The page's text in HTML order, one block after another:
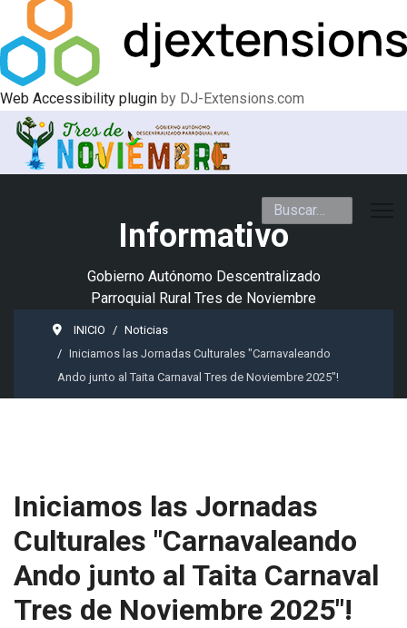
Web Accessibility plugin by DJ-Extensions.com
Buscar
Informativo
Gobierno Autónomo Descentralizado
Parroquial Rural Tres de Noviembre
INICIO
Noticias
Iniciamos las Jornadas Culturales "Carnavaleando
Ando junto al Taita Carnaval Tres de Noviembre 2025"!
Iniciamos las Jornadas
Culturales "Carnavaleando
Ando junto al Taita Carnaval
Tres de Noviembre 2025"!